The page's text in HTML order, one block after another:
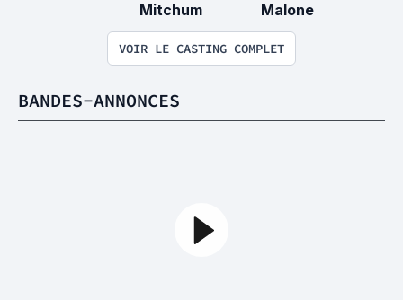
Mitchum
Malone
VOIR LE CASTING COMPLET
BANDES-ANNONCES